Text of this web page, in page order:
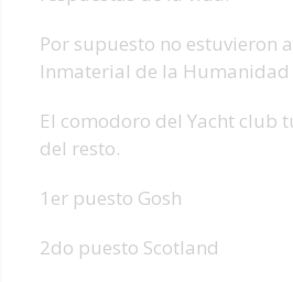
Por supuesto no estuvieron
Inmaterial de la Humanidad
El comodoro del Yacht club
del resto.
1er puesto Gosh
2do puesto Scotland